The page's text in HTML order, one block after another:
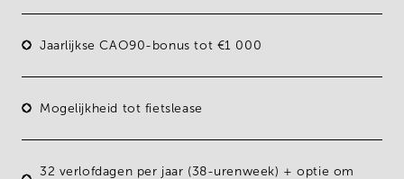
JaarlijkseCAO90-bonustot €1 000
Mogelijkheid tot fietslease
32 verlofdagen per jaar (38-urenweek) + optie om